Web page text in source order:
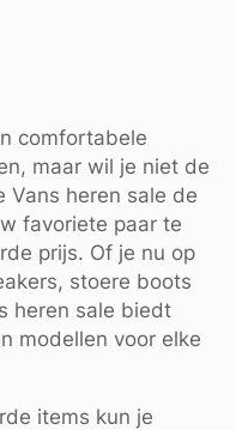
comfortabele
maar wil je niet de
Vans heren sale de
favoriete paar te
prijs. Of je nu op
stoere boots
heren sale biedt
modellen voor elke
items kun je